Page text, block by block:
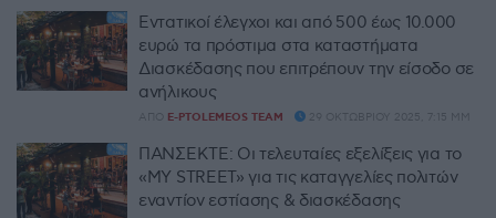
Εντατικοί έλεγχοι και από 500 έως 10.000
ευρώ τα πρόστιμα στα καταστήματα
Διασκέδασης που επιτρέπουν την είσοδο σε
ανήλικους
ΑΠΌ E-PTOLEMEOS TEAM 29 ΟΚΤΩΒΡΊΟΥ 2025, 7:15 ΜΜ
ΠΑΝΣΕΚΤΕ: Οι τελευταίες εξελίξεις για το
«MY STREET» για τις καταγγελίες πολιτών
εναντίον εστίασης & διασκέδασης